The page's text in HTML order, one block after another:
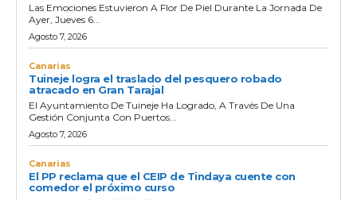
Las Emociones Estuvieron A Flor De Piel Durante La Jornada De
Ayer, Jueves 6...
Agosto 7, 2026
Canarias
Tuineje logra el traslado del pesquero robado
atracado en Gran Tarajal
El Ayuntamiento De Tuineje Ha Logrado, A Través De Una
Gestión Conjunta Con Puertos...
Agosto 7, 2026
Canarias
El PP reclama que el CEIP de Tindaya cuente con
comedor el próximo curso